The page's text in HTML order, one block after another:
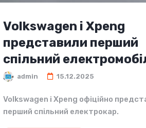
Volkswagen і Xpeng
представили перший
спільний
admin 15.12.2025
Volkswagen і Xpeng офіційно
перший спільний електрокар.